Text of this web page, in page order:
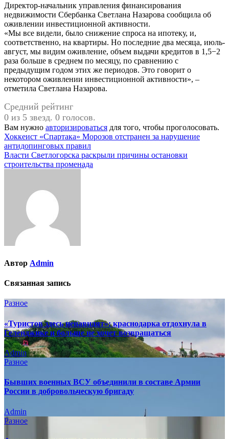
Директор-начальник управления финансирования
недвижимости Сбербанка Светлана Назарова сообщила об
оживлении инвестиционной активности.
«Мы все видели, было снижение спроса на ипотеку, и,
соответственно, на квартиры. Но последние два месяца, июль-
август, мы видим оживление, объем выдачи кредитов в 1,5−2
раза больше в среднем по месяцу, по сравнению с
предыдущим годом этих же периодов. Это говорит о
некотором оживлении инвестиционной активности», –
отметила Светлана Назарова.
Средний рейтинг
0 из 5 звезд. 0 голосов.
Вам нужно авторизироваться для того, чтобы проголосовать.
Навигация
по
записям
Хоккеист «Спартака» Морозов отстранен за нарушение
антидопинговых правил
Власти Светлогорска раскрыли причины остановки
строительства променада
Автор Admin
Связанная запись
Разное
«Туристов здесь ненавидят»: краснодарка отдохнула в
Геленджике и больше не хочет возвращаться
Admin
Разное
Бывших военных ВСУ объединили в составе Армии
России в добровольческую бригаду
Admin
Разное